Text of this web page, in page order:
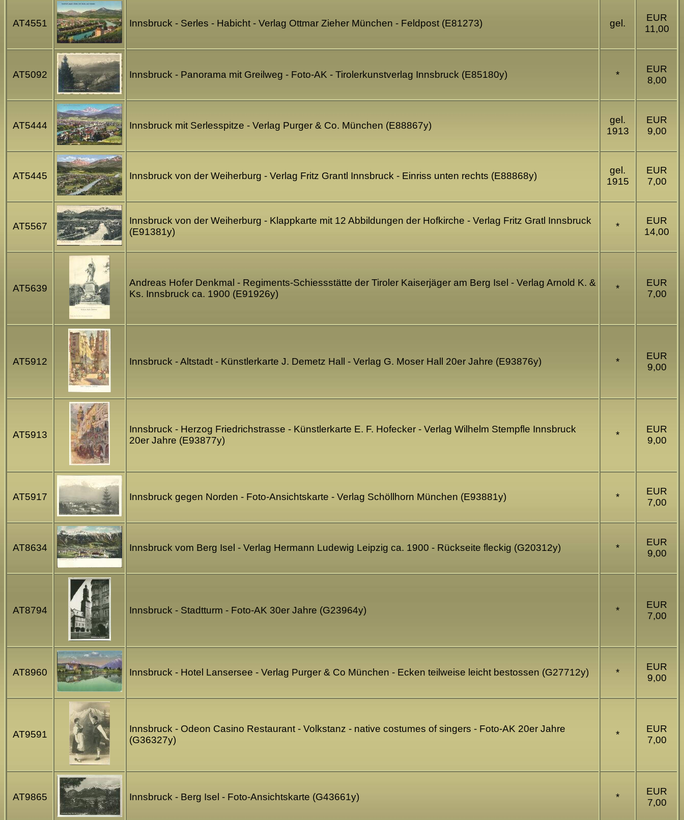
AT4551 Innsbruck - Serles - Habicht - Verlag Ottmar Zieher München - Feldpost (E81273) gel.
EUR
11,00
AT5092 Innsbruck - Panorama mit Greilweg - Foto-AK - Tirolerkunstverlag Innsbruck (E85180y) *
EUR
8,00
AT5444 Innsbruck mit Serlesspitze - Verlag Purger & Co. München (E88867y)
gel.
1913
EUR
9,00
AT5445 Innsbruck von der Weiherburg - Verlag Fritz Grantl Innsbruck - Einriss unten rechts (E88868y)
gel.
1915
EUR
7,00
AT5567
Innsbruck von der Weiherburg - Klappkarte mit 12 Abbildungen der Hofkirche - Verlag Fritz Gratl Innsbruck
(E91381y)
*
EUR
14,00
AT5639
Andreas Hofer Denkmal - Regiments-Schiessstätte der Tiroler Kaiserjäger am Berg Isel - Verlag Arnold K. &
Ks. Innsbruck ca. 1900 (E91926y)
*
EUR
7,00
AT5912 Innsbruck - Altstadt - Künstlerkarte J. Demetz Hall - Verlag G. Moser Hall 20er Jahre (E93876y) *
EUR
9,00
AT5913
Innsbruck - Herzog Friedrichstrasse - Künstlerkarte E. F. Hofecker - Verlag Wilhelm Stempfle Innsbruck
20er Jahre (E93877y)
*
EUR
9,00
AT5917 Innsbruck gegen Norden - Foto-Ansichtskarte - Verlag Schöllhorn München (E93881y) *
EUR
7,00
AT8634 Innsbruck vom Berg Isel - Verlag Hermann Ludewig Leipzig ca. 1900 - Rückseite fleckig (G20312y) *
EUR
9,00
AT8794 Innsbruck - Stadtturm - Foto-AK 30er Jahre (G23964y) *
EUR
7,00
AT8960 Innsbruck - Hotel Lansersee - Verlag Purger & Co München - Ecken teilweise leicht bestossen (G27712y) *
EUR
9,00
AT9591
Innsbruck - Odeon Casino Restaurant - Volkstanz - native costumes of singers - Foto-AK 20er Jahre
(G36327y)
*
EUR
7,00
AT9865 Innsbruck - Berg Isel - Foto-Ansichtskarte (G43661y) *
EUR
7,00